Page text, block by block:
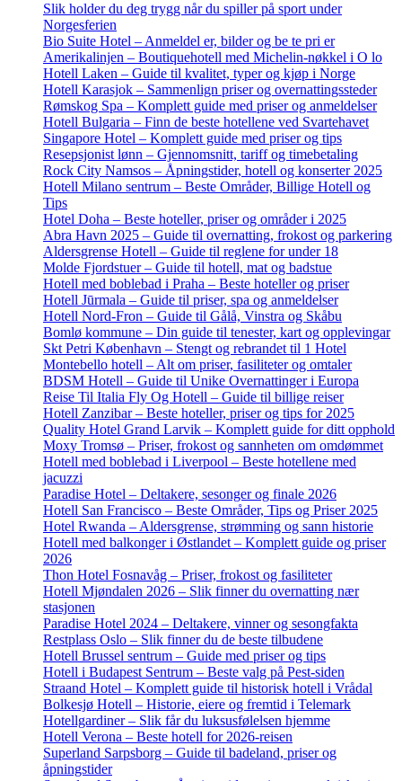
Slik holder du deg trygg når du spiller på sport under
Norgesferien
Bio Suite Hotel – Anmeldel er, bilder og be te pri er
Amerikalinjen – Boutiquehotell med Michelin-nøkkel i O lo
Hotell Laken – Guide til kvalitet, typer og kjøp i Norge
Hotell Karasjok – Sammenlign priser og overnattingssteder
Rømskog Spa – Komplett guide med priser og anmeldelser
Hotell Bulgaria – Finn de beste hotellene ved Svartehavet
Singapore Hotel – Komplett guide med priser og tips
Resepsjonist lønn – Gjennomsnitt, tariff og timebetaling
Rock City Namsos – Åpningstider, hotell og konserter 2025
Hotell Milano sentrum – Beste Områder, Billige Hotell og
Tips
Hotel Doha – Beste hoteller, priser og områder i 2025
Abra Havn 2025 – Guide til overnatting, frokost og parkering
Aldersgrense Hotell – Guide til reglene for under 18
Molde Fjordstuer – Guide til hotell, mat og badstue
Hotell med boblebad i Praha – Beste hoteller og priser
Hotell Jūrmala – Guide til priser, spa og anmeldelser
Hotell Nord-Fron – Guide til Gålå, Vinstra og Skåbu
Bomlø kommune – Din guide til tenester, kart og opplevingar
Skt Petri København – Stengt og rebrandet til 1 Hotel
Montebello hotell – Alt om priser, fasiliteter og omtaler
BDSM Hotell – Guide til Unike Overnattinger i Europa
Reise Til Italia Fly Og Hotell – Guide til billige reiser
Hotell Zanzibar – Beste hoteller, priser og tips for 2025
Quality Hotel Grand Larvik – Komplett guide for ditt opphold
Moxy Tromsø – Priser, frokost og sannheten om omdømmet
Hotell med boblebad i Liverpool – Beste hotellene med
jacuzzi
Paradise Hotel – Deltakere, sesonger og finale 2026
Hotell San Francisco – Beste Områder, Tips og Priser 2025
Hotel Rwanda – Aldersgrense, strømming og sann historie
Hotell med balkonger i Østlandet – Komplett guide og priser
2026
Thon Hotel Fosnavåg – Priser, frokost og fasiliteter
Hotell Mjøndalen 2026 – Slik finner du overnatting nær
stasjonen
Paradise Hotel 2024 – Deltakere, vinner og sesongfakta
Restplass Oslo – Slik finner du de beste tilbudene
Hotell Brussel sentrum – Guide med priser og tips
Hotell i Budapest Sentrum – Beste valg på Pest-siden
Straand Hotel – Komplett guide til historisk hotell i Vrådal
Bolkesjø Hotell – Historie, eiere og fremtid i Telemark
Hotellgardiner – Slik får du luksusfølelsen hjemme
Hotell Verona – Beste hotell for 2026-reisen
Superland Sarpsborg – Guide til badeland, priser og
åpningstider